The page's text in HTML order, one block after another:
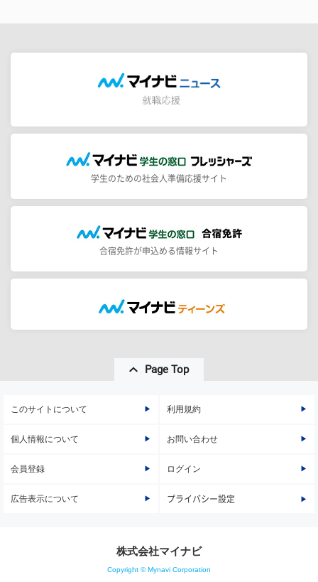
学生のための社会人準備応援サイト
合宿免許が申込める情報サイト
Page Top
このサイトについて 利用規約
個人情報について お問い合わせ
会員登録 ログイン
広告表示について プライバシー設定
株式会社マイナビ
Copyright © Mynavi Corporation